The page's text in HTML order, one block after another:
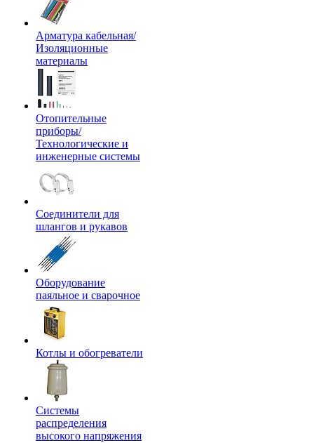
Арматура кабельная/
Изоляционные
материалы
Отопительные
приборы/
Технологические и
инженерные системы
Соединители для
шлангов и рукавов
Оборудование
паяльное и сварочное
Котлы и обогреватели
Системы
распределения
высокого напряжения